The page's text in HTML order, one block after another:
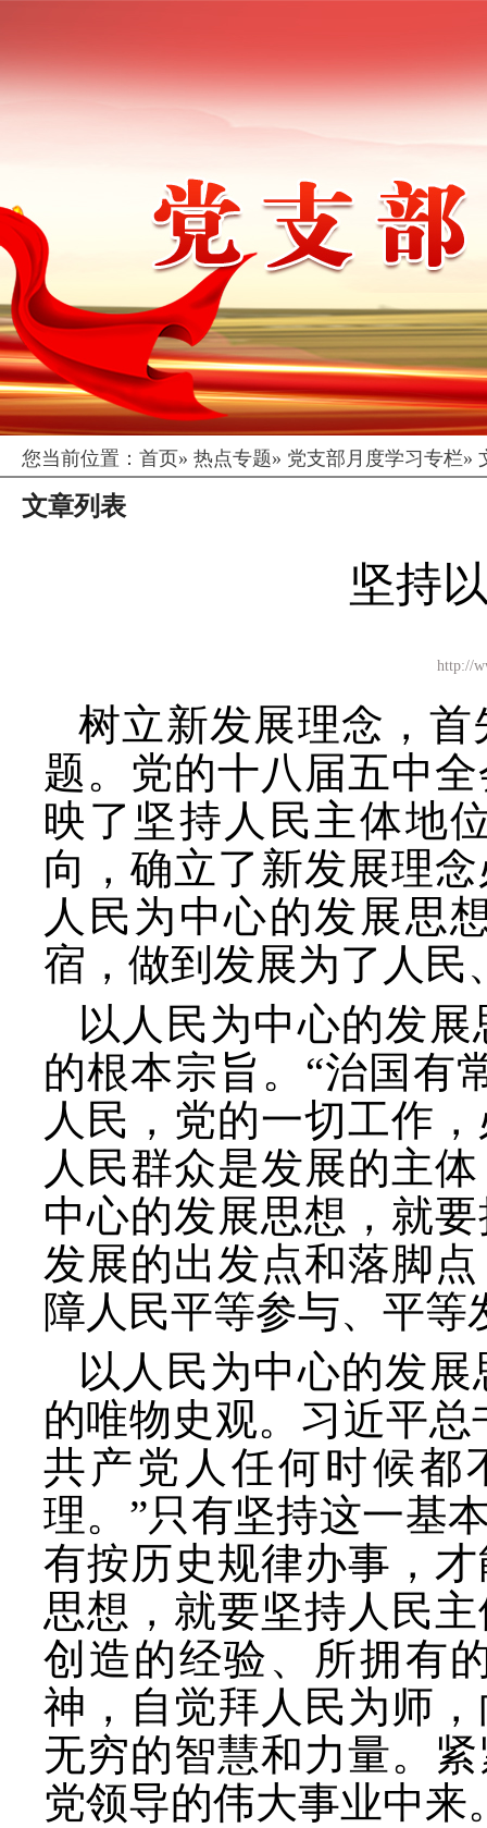
您当前位置： 首页» 热点专题» 党支部月度学习专栏»
文章列表
坚持
http://
树立新发展理念，
题。党的十八届五中
映了坚持人民主体地
向，确立了新发展理
人民为中心的发展思
宿，做到发展为了人民
以人民为中心的发
的根本宗旨。 “治国有
人民，党的一切工作
人民群众是发展的主
中心的发展思想，就
发展的出发点和落脚
障人民平等参与、平等
以人民为中心的发
的唯物史观。习近平总
共产党人任何时候都
理。”只有坚持这一基
有按历史规律办事，
思想，就要坚持人民
创造的经验、所拥有
神，自觉拜人民为师
无穷的智慧和力量。
党领导的伟大事业中来